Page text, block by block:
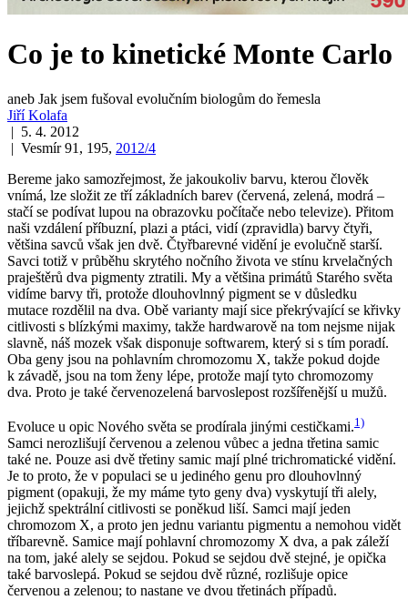
Co je to kinetické Monte Carlo
aneb Jak jsem fušoval evolučním biologům do řemesla
Jiří Kolafa
| 5. 4. 2012
| Vesmír 91, 195, 2012/4
Bereme jako samozřejmost, že jakoukoliv barvu, kterou člověk
vnímá, lze složit ze tří základních barev (červená, zelená, modrá –
stačí se podívat lupou na obrazovku počítače nebo televize). Přitom
naši vzdálení příbuzní, plazi a ptáci, vidí (zpravidla) barvy čtyři,
většina savců však jen dvě. Čtyřbarevné vidění je evolučně starší.
Savci totiž v průběhu skrytého nočního života ve stínu krvelačných
praještěrů dva pigmenty ztratili. My a většina primátů Starého světa
vidíme barvy tři, protože dlouhovlnný pigment se v důsledku
mutace rozdělil na dva. Obě varianty mají sice překrývající se křivky
citlivosti s blízkými maximy, takže hardwarově na tom nejsme nijak
slavně, náš mozek však disponuje softwarem, který si s tím poradí.
Oba geny jsou na pohlavním chromozomu X, takže pokud dojde
k závadě, jsou na tom ženy lépe, protože mají tyto chromozomy
dva. Proto je také červenozelená barvoslepost rozšířenější u mužů.
Evoluce u opic Nového světa se prodírala jinými cestičkami.1)
Samci nerozlišují červenou a zelenou vůbec a jedna třetina samic
také ne. Pouze asi dvě třetiny samic mají plné trichromatické vidění.
Je to proto, že v populaci se u jediného genu pro dlouhovlnný
pigment (opakuji, že my máme tyto geny dva) vyskytují tři alely,
jejichž spektrální citlivosti se poněkud liší. Samci mají jeden
chromozom X, a proto jen jednu variantu pigmentu a nemohou vidět
tříbarevně. Samice mají pohlavní chromozomy X dva, a pak záleží
na tom, jaké alely se sejdou. Pokud se sejdou dvě stejné, je opička
také barvoslepá. Pokud se sejdou dvě různé, rozlišuje opice
červenou a zelenou; to nastane ve dvou třetinách případů.